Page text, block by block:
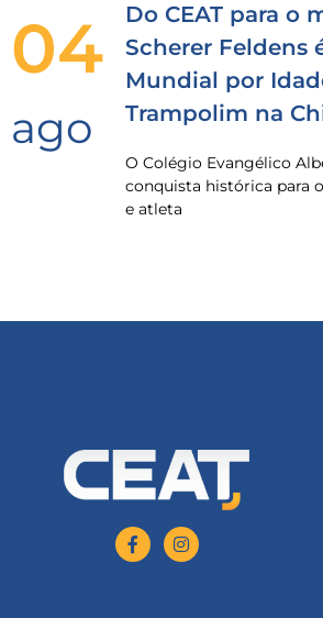
04
ago
Do CEAT para o
Scherer Feldens
Mundial por
Trampolim na
O Colégio Evangélico
conquista histórica para
e atleta